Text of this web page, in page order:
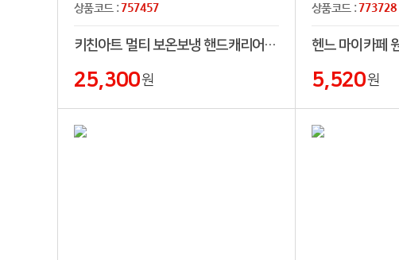
상품코드 :757457
키친아트 멀티 보온보냉 핸드캐리어 쇼핑카트
25,300원
상품코드 :773728
5,520원